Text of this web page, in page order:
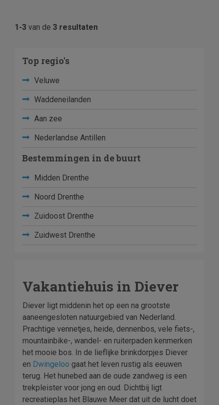
1-3 van de 3 resultaten
Top regio's
Veluwe
Waddeneilanden
Aan zee
Nederlandse Antillen
Bestemmingen in de buurt
Midden Drenthe
Noord Drenthe
Zuidoost Drenthe
Zuidwest Drenthe
Vakantiehuis in Diever
Diever ligt middenin het op een na grootste
aaneengesloten natuurgebied van Nederland.
Prachtige vennetjes, heide, dennenbos, vele fiets-,
mountainbike-, wandel- en ruiterpaden kenmerken
het mooie bos. In de lieflijke brinkdorpjes Diever
en Dwingeloo gaat het leven rustig als eeuwen
terug. Het hunebed aan de oude zandweg is een
trekpleister voor jong en oud. Dichtbij ligt
recreatieplas het Blauwe Meer dat uit de lucht doet